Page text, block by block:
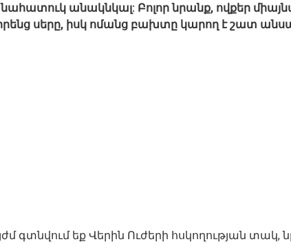
անակնկալ: Բոլոր նրանք, ովքեր
սերը, իսկ ոմանց բախտը կարող է շատ
գտնվում եք Վերին Ուժերի հսկողության տակ,